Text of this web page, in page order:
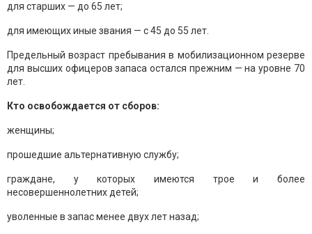
для старших — до 65 лет;
для имеющих иные звания — с 45 до 55 лет.
Предельный возраст пребывания в мобилизационном резерве
для высших офицеров запаса остался прежним — на уровне 70
лет.
Кто освобождается от сборов:
женщины;
прошедшие альтернативную службу;
граждане, у которых имеются трое и более
несовершеннолетних детей;
уволенные в запас менее двух лет назад;